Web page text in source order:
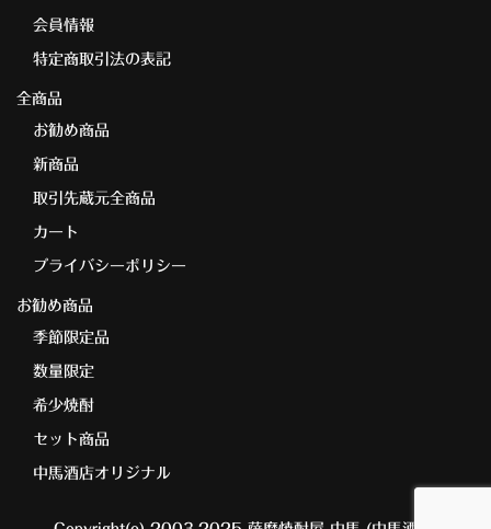
会員情報
特定商取引法の表記
全商品
お勧め商品
新商品
取引先蔵元全商品
カート
プライバシーポリシー
お勧め商品
季節限定品
数量限定
希少焼酎
セット商品
中馬酒店オリジナル